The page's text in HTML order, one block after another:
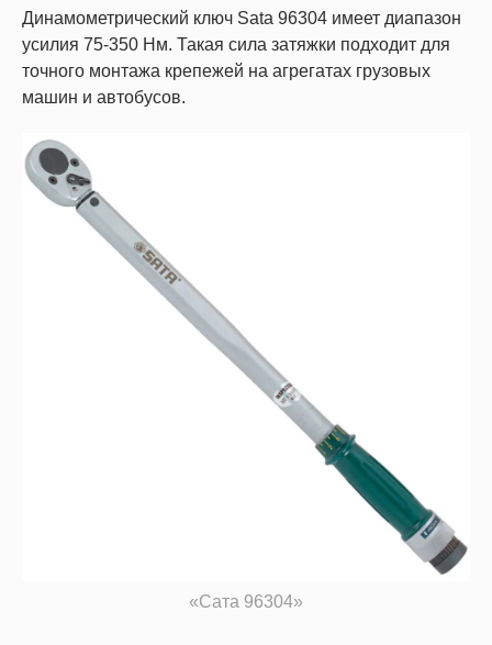
Динамометрический ключ Sata 96304 имеет диапазон
усилия 75-350 Нм. Такая сила затяжки подходит для
точного монтажа крепежей на агрегатах грузовых
машин и автобусов.
«Сата 96304»